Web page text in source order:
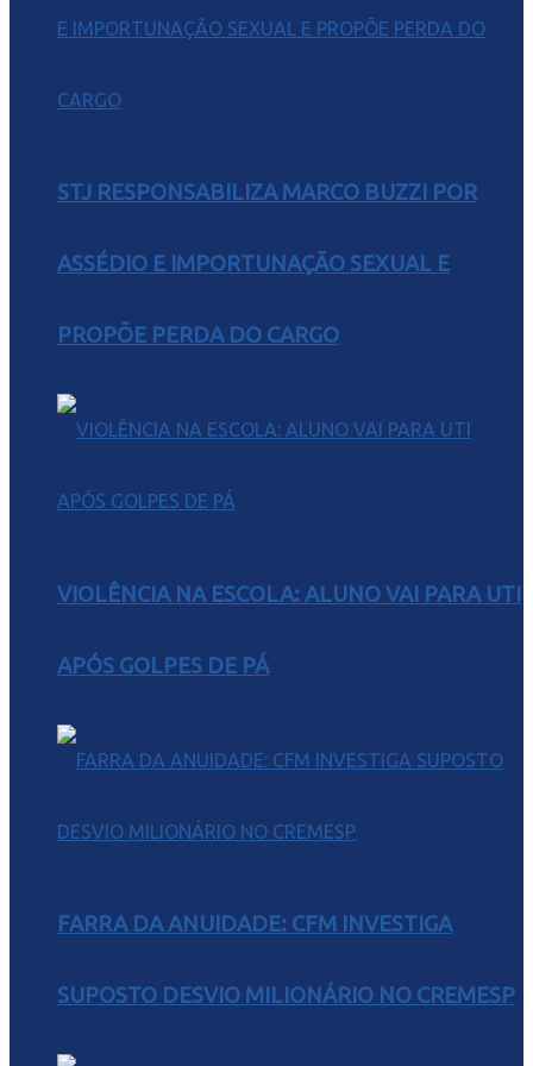
STJ RESPONSABILIZA MARCO BUZZI POR
ASSÉDIO E IMPORTUNAÇÃO SEXUAL E
PROPÕE PERDA DO CARGO
VIOLÊNCIA NA ESCOLA: ALUNO VAI PARA UTI
APÓS GOLPES DE PÁ
FARRA DA ANUIDADE: CFM INVESTIGA
SUPOSTO DESVIO MILIONÁRIO NO CREMESP